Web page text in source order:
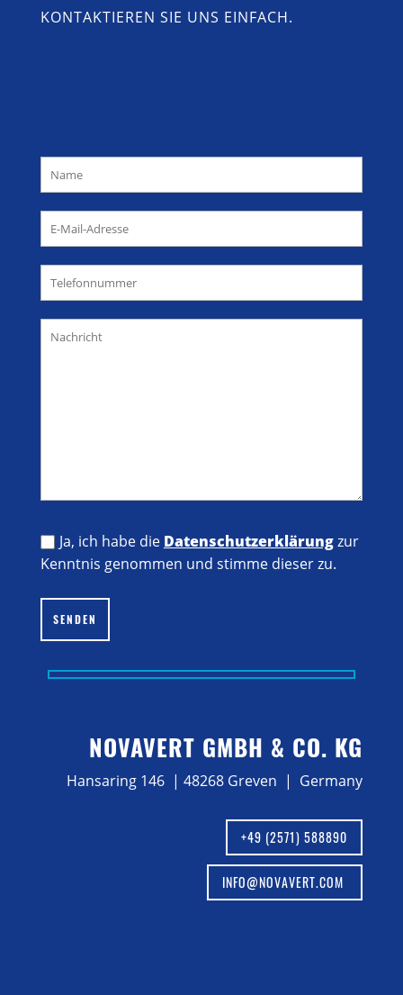
KONTAKTIEREN SIE UNS EINFACH.
Ja, ich habe die Datenschutzerklärungzur
Kenntnis genommen und stimme dieser zu.
SENDEN
NOVAVERT GMBH & CO. KG
Hansaring 146 | 48268 Greven | Germany
+49 (2571) 588890
INFO@NOVAVERT.COM